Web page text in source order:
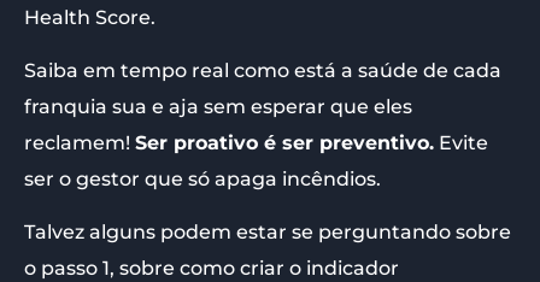
Health Score.
Saiba em tempo real como está a saúde de cada
franquia sua e aja sem esperar que eles
reclamem! Ser proativo é ser preventivo. Evite
ser o gestor que só apaga incêndios.
Talvez alguns podem estar se perguntando sobre
o passo 1, sobre como criar o indicador